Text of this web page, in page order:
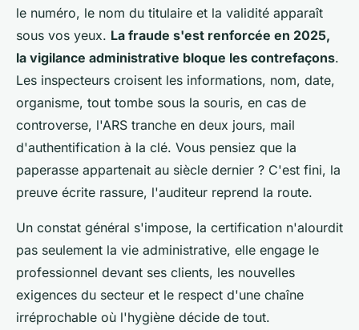
le numéro, le nom du titulaire et la validité apparaît
sous vos yeux. La fraude s'est renforcée en 2025,
la vigilance administrative bloque les contrefaçons.
Les inspecteurs croisent les informations, nom, date,
organisme, tout tombe sous la souris, en cas de
controverse, l'ARS tranche en deux jours, mail
d'authentification à la clé. Vous pensiez que la
paperasse appartenait au siècle dernier ? C'est fini, la
preuve écrite rassure, l'auditeur reprend la route.
Un constat général s'impose, la certification n'alourdit
pas seulement la vie administrative, elle engage le
professionnel devant ses clients, les nouvelles
exigences du secteur et le respect d'une chaîne
irréprochable où l'hygiène décide de tout.